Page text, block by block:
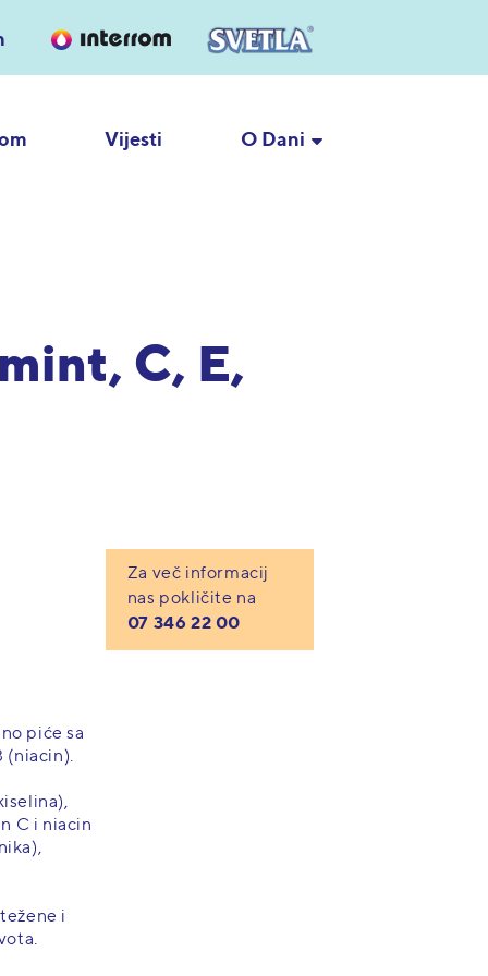
Vijesti O Dani
C, E,
Za več informacij
nas pokličite na
07 346 22 00
piće sa
(niacin).
C i niacin
i